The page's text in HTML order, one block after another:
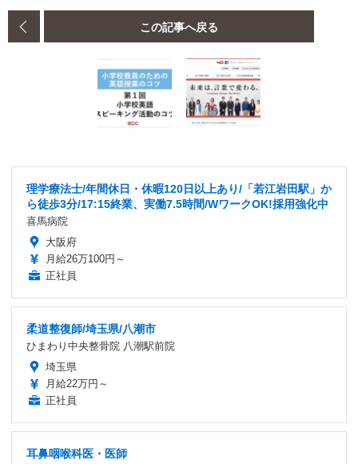
この記事へ戻る
理学療法士/年間休日・休暇120日以上あり/「若江岩田駅」か
ら徒歩3分/17:15終業、実働7.5時間/WワークOK!採用強化中
喜馬病院
大阪府
月給26万100円～
正社員
柔道整復師/埼玉県/八潮市
ひまわり中央整骨院 八潮駅前院
埼玉県
月給22万円～
正社員
耳鼻咽喉科医・医師